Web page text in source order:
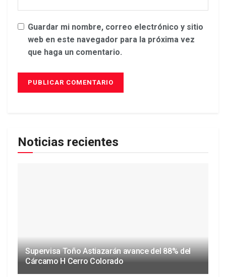
Guardar mi nombre, correo electrónico y sitio
web en este navegador para la próxima vez
que haga un comentario.
Noticias recientes
Supervisa Toño Astiazarán avance del 88% del
Cárcamo H Cerro Colorado